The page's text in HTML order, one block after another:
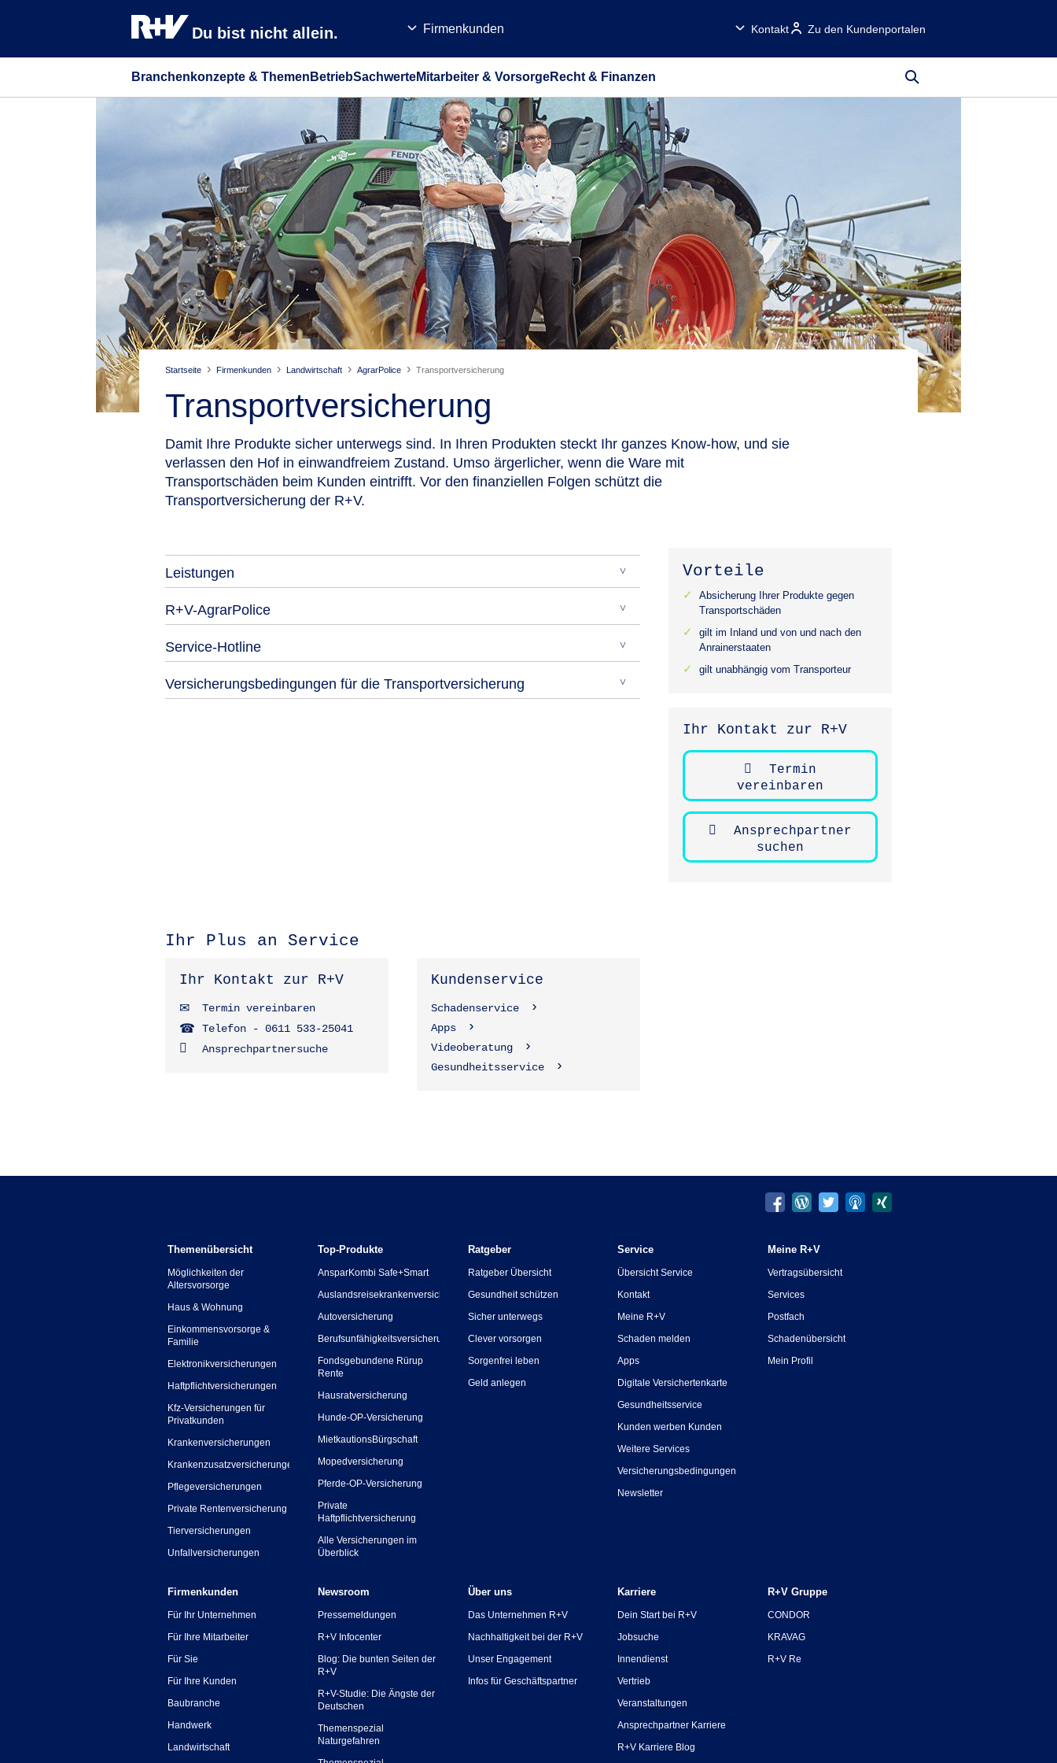
Du bist nicht allein. Firmenkunden Kontakt Zu den Kundenportalen
Branchenkonzepte & Themen BetriebSachwerteMitarbeiter & VorsorgeRecht & Finanzen
Startseite Firmenkunden Landwirtschaft AgrarPolice Transport­versicherung
Transport­versicherung
Damit Ihre Produkte sicher unterwegs sind. In Ihren Produkten steckt Ihr ganzes Know-how, und sie
verlassen den Hof in einwandfreiem Zustand. Umso ärgerlicher, wenn die Ware mit
Transportschäden beim Kunden eintrifft. Vor den finanziellen Folgen schützt die
Transportversicherung der R+V.
Leistungen
R+V-AgrarPolice
Service-Hotline
Versicherungsbedingungen für die Transportversicherung
Vorteile
Absicherung Ihrer Produkte gegen
Transportschäden
gilt im Inland und von und nach den
Anrainerstaaten
gilt unabhängig vom Transporteur
Ihr Kontakt zur R+V
Termin
vereinbaren
Ansprechpartner
suchen
Ihr Plus an Service
Ihr Kontakt zur R+V
Termin vereinbaren
Telefon - 0611 533-25041
Ansprechpartnersuche
Kundenservice
Schadenservice
Apps
Videoberatung
Gesundheitsservice
Themenübersicht
Möglichkeiten der
Altersvorsorge
Haus & Wohnung
Einkommensvorsorge &
Familie
Elektronikversicherungen
Haftpflichtversicherungen
Kfz-Versicherungen für
Privatkunden
Krankenversicherungen
Krankenzusatzversicherungen
Pflegeversicherungen
Private Rentenversicherung
Tierversicherungen
Unfallversicherungen
Top-Produkte
AnsparKombi Safe+Smart
Auslandsreisekrankenversicherung
Autoversicherung
Berufsunfähigkeitsversicherung
Fondsgebundene Rürup
Rente
Hausratversicherung
Hunde-OP-Versicherung
MietkautionsBürgschaft
Mopedversicherung
Pferde-OP-Versicherung
Private
Haftpflichtversicherung
Alle Versicherungen im
Überblick
Ratgeber
Ratgeber Übersicht
Gesundheit schützen
Sicher unterwegs
Clever vorsorgen
Sorgenfrei leben
Geld anlegen
Service
Übersicht Service
Kontakt
Meine R+V
Schaden melden
Apps
Digitale Versichertenkarte
Gesundheitsservice
Kunden werben Kunden
Weitere Services
Versicherungsbedingungen
Newsletter
Meine R+V
Vertragsübersicht
Services
Postfach
Schadenübersicht
Mein Profil
Firmenkunden
Für Ihr Unternehmen
Für Ihre Mitarbeiter
Für Sie
Für Ihre Kunden
Baubranche
Handwerk
Landwirtschaft
Newsroom
Pressemeldungen
R+V Infocenter
Blog: Die bunten Seiten der
R+V
R+V-Studie: Die Ängste der
Deutschen
Themenspezial
Naturgefahren
Über uns
Das Unternehmen R+V
Nachhaltigkeit bei der R+V
Unser Engagement
Infos für Geschäftspartner
Karriere
Dein Start bei R+V
Jobsuche
Innendienst
Vertrieb
Veranstaltungen
Ansprechpartner Karriere
R+V Karriere Blog
R+V Gruppe
CONDOR
KRAVAG
R+V Re